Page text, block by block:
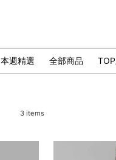
本週精選 全部商品
3 items